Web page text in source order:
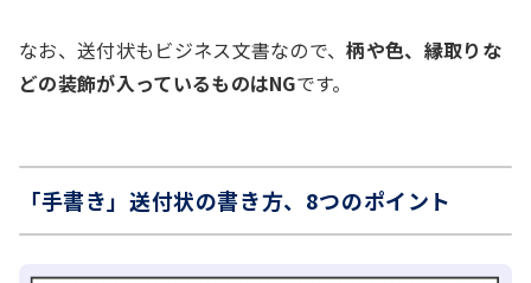
なお、送付状もビジネス文書なので、柄や色、縁取りな
どの装飾が入っているものはNGです。
「手書き」送付状の書き方、8つのポイント